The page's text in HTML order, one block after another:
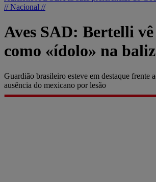
// Nacional //
Aves SAD: Bertelli
como «ídolo» na
Guardião brasileiro esteve em destaque frente
ausência do mexicano por lesão